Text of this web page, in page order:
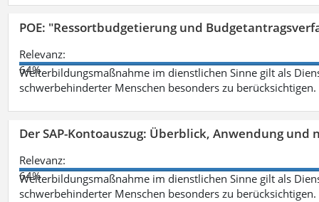
POE: "Ressortbudgetierung und
Relevanz:
64%
Weiterbildungsmaßnahme im dienstlichen Sinne gilt als
schwerbehinderter Menschen besonders zu berücksichtigen.
Der SAP-Kontoauszug: Überblick, Anwendung
Relevanz:
64%
Weiterbildungsmaßnahme im dienstlichen Sinne gilt als
schwerbehinderter Menschen besonders zu berücksichtigen.